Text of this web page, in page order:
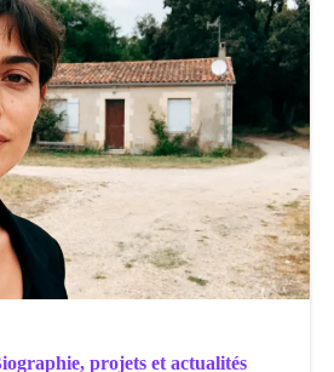
projets et actualités